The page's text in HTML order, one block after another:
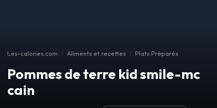
Les-calories.com Aliments et recettes Plats Préparés
Pommes de terre kid smile-mc
cain